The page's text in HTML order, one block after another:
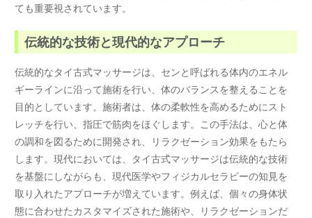
ても重要視されています。
伝統的な技術と現代的なアプローチ
伝統的なタイ古式マッサージは、センと呼ばれる体内のエネル
ギーラインに沿って施術を行い、体のバランスを整えることを
目的としています。施術者は、体の柔軟性を高めるためにスト
レッチを行い、指圧で筋肉をほぐします。この手法は、心と体
の調和を図るために開発され、リラクゼーション効果をもたら
します。現代においては、タイ古式マッサージは伝統的な技術
を基盤にしながらも、現代医学やフィジカルセラピーの知見を
取り入れたアプローチが増えています。例えば、個々の身体状
態に合わせたカスタマイズされた施術や、リラクゼーションだ